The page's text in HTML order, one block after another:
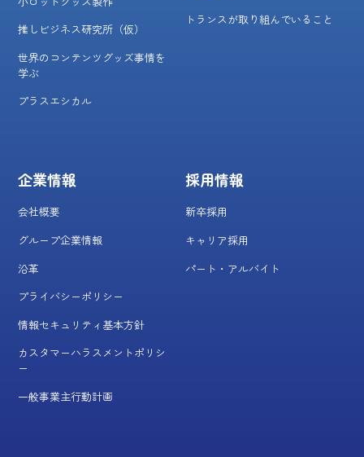
推しビジネス研究所（仮）
世界のコンテンツグッズ事情を
学ぶ
プラスエシカル
トランスが取り組んでいること
企業情報
会社概要
グループ企業情報
沿革
プライバシーポリシー
情報セキュリティ基本方針
カスタマーハラスメントポリシ
ー
一般事業主行動計画
採用情報
新卒採用
キャリア採用
パート・アルバイト